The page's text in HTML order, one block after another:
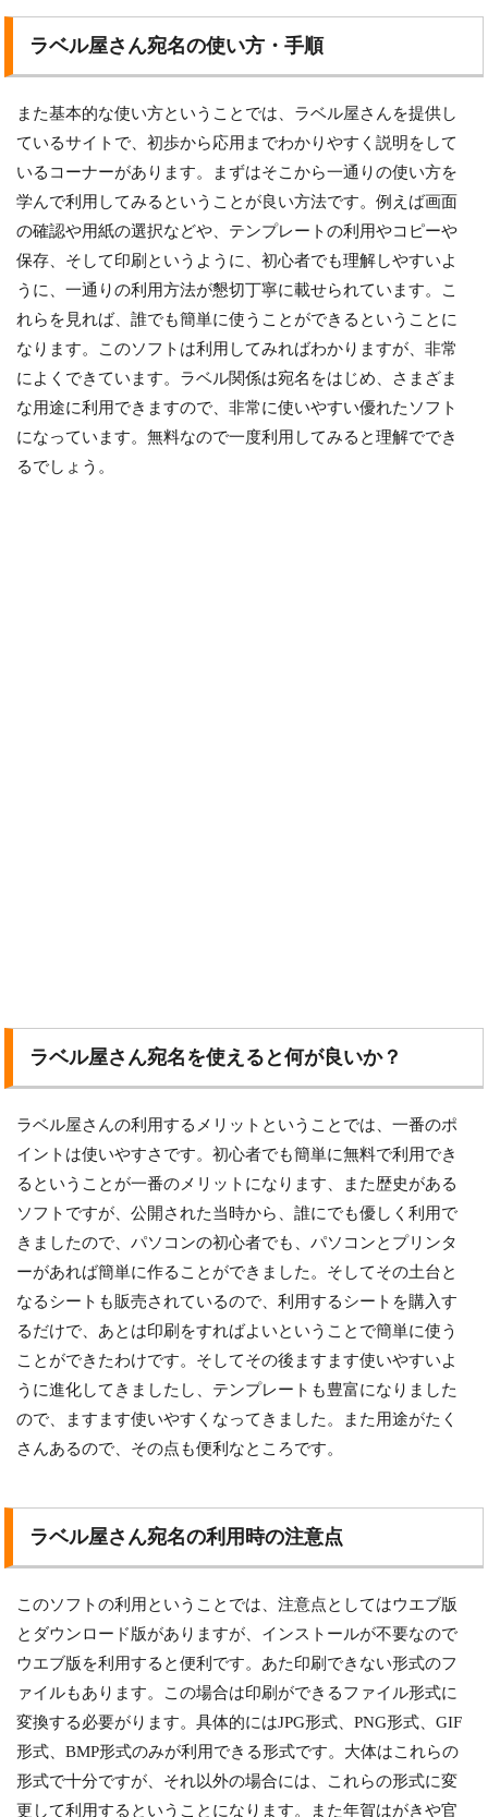
ラベル屋さん宛名の使い方・手順
また基本的な使い方ということでは、ラベル屋さんを提供し
ているサイトで、初歩から応用までわかりやすく説明をして
いるコーナーがあります。まずはそこから一通りの使い方を
学んで利用してみるということが良い方法です。例えば画面
の確認や用紙の選択などや、テンプレートの利用やコピーや
保存、そして印刷というように、初心者でも理解しやすいよ
うに、一通りの利用方法が懇切丁寧に載せられています。こ
れらを見れば、誰でも簡単に使うことができるということに
なります。このソフトは利用してみればわかりますが、非常
によくできています。ラベル関係は宛名をはじめ、さまざま
な用途に利用できますので、非常に使いやすい優れたソフト
になっています。無料なので一度利用してみると理解ででき
るでしょう。
ラベル屋さん宛名を使えると何が良いか？
ラベル屋さんの利用するメリットということでは、一番のポ
イントは使いやすさです。初心者でも簡単に無料で利用でき
るということが一番のメリットになります、また歴史がある
ソフトですが、公開された当時から、誰にでも優しく利用で
きましたので、パソコンの初心者でも、パソコンとプリンタ
ーがあれば簡単に作ることができました。そしてその土台と
なるシートも販売されているので、利用するシートを購入す
るだけで、あとは印刷をすればよいということで簡単に使う
ことができたわけです。そしてその後ますます使いやすいよ
うに進化してきましたし、テンプレートも豊富になりました
ので、ますます使いやすくなってきました。また用途がたく
さんあるので、その点も便利なところです。
ラベル屋さん宛名の利用時の注意点
このソフトの利用ということでは、注意点としてはウエブ版
とダウンロード版がありますが、インストールが不要なので
ウエブ版を利用すると便利です。あた印刷できない形式のフ
ァイルもあります。この場合は印刷ができるファイル形式に
変換する必要がります。具体的にはJPG形式、PNG形式、GIF
形式、BMP形式のみが利用できる形式です。大体はこれらの
形式で十分ですが、それ以外の場合には、これらの形式に変
更して利用するということになります。また年賀はがきや官